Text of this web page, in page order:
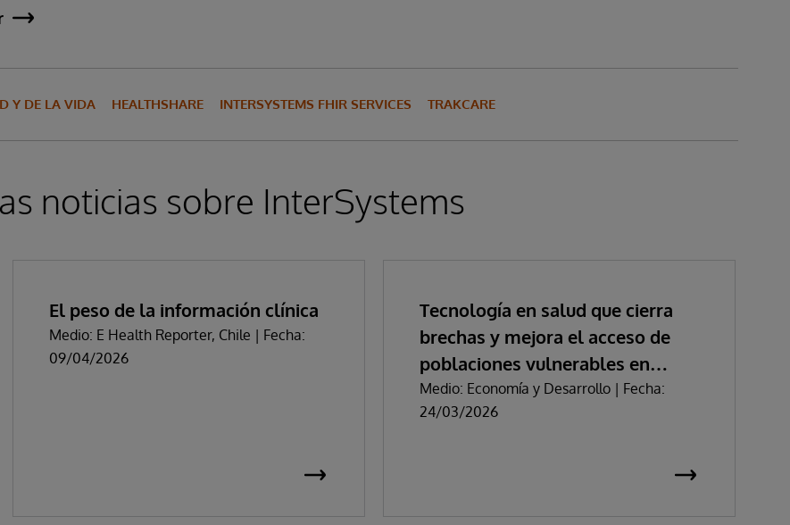
Y DE LA VIDA HEALTHSHARE INTERSYSTEMS FHIR SERVICES TRAKCARE
noticias sobre InterSystems
El peso de la información clínica
Medio: E Health Reporter, Chile | Fecha:
09/04/2026
Tecnología en salud que cierra
brechas y mejora el acceso de
poblaciones vulnerables en
Colombia
Medio: Economía y Desarrollo | Fecha:
24/03/2026